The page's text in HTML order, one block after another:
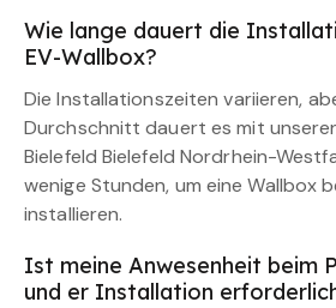
Wie lange dauert die
EV-Wallbox?
Die Installationszeiten variieren,
Durchschnitt dauert es mit
Bielefeld Bielefeld Nordrhein-
wenige Stunden, um eine Wallbox
installieren.
Ist meine Anwesenheit beim
und er Installation